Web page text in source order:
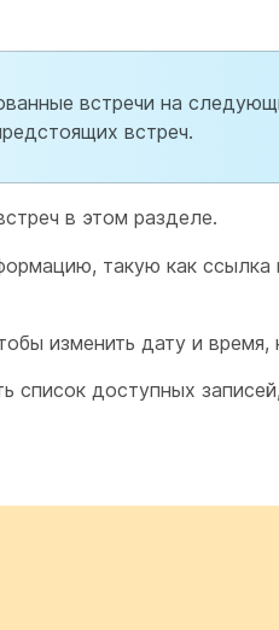
встречи на
встреч.
в этом разделе.
такую как ссылка
изменить дату и время,
список доступных